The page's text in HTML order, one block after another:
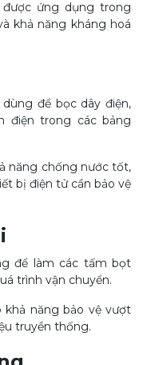
ứng dụng trong
khả năng kháng hoá
dùng để bọc dây điện,
điện trong các bảng
năng chống nước tốt,
bị điện tử cần bảo vệ
để làm các tấm bọt
trình vận chuyển.
khả năng bảo vệ vượt
truyền thống.